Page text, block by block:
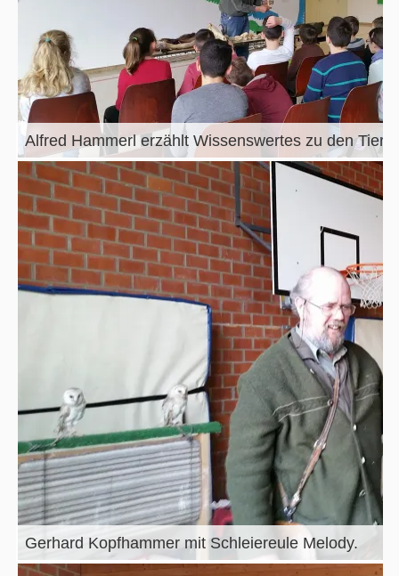
Alfred Hammerl erzählt Wissenswertes zu den
Gerhard Kopfhammer mit Schleiereule Melody.